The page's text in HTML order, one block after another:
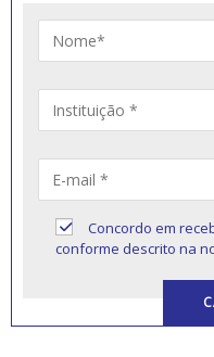
Concordo em
conforme descrito na